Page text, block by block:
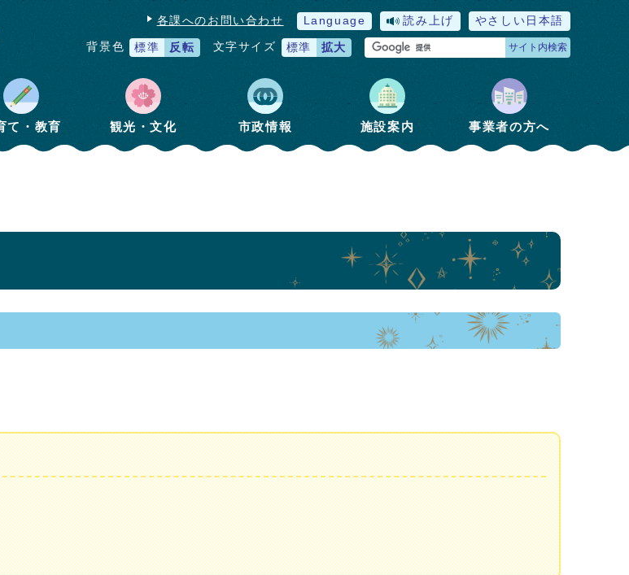
各課へのお問い合わせ Language 読み上げ やさしい日本語
背景色 標準 反転 文字サイズ 標準 拡大 サイト内検索
て・教育 観光・文化 市政情報 施設案内 事業者の方へ